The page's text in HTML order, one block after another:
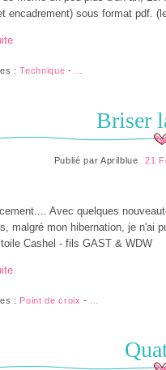
encadrement) sous format pdf.
:Technique -
Briser
Publié par Aprilblue 21
Avec quelques
malgré mon hibernation, je n'ai
Cashel - fils GAST & WDW
: Point de croix -